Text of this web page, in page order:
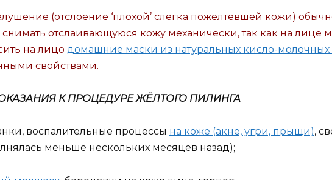
(отслоение ‘плохой’ слегка пожелтевшей кожи)
отслаивающуюся кожу механически, так как на лице
на лицо домашние маски из натуральных кисло-молочных
свойствами.
К ПРОЦЕДУРЕ ЖЁЛТОГО ПИЛИНГА
воспалительные процессы на коже (акне, угри, прыщи),
меньше нескольких месяцев назад);